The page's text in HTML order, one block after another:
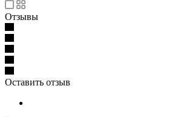
Отзывы
Оставить отзыв